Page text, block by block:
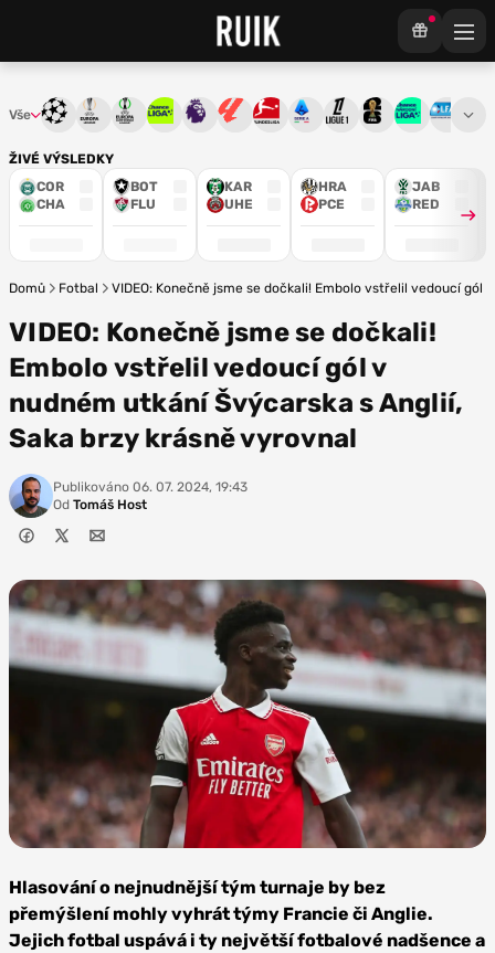
ŽIVÉ VÝSLEDKY
COR
CHA
BOT
FLU
KAR
UHE
HRA
PCE
JAB
RED
Vše Liga mistrůEvropská liga
Konferenční liga
Chance ligaPremier League
La LigaBundesliga
Serie ALigue 1Mistrovství světa
Chance3. ČFL
Domů Fotbal VIDEO: Konečně jsme se dočkali! Embolo vstřelil vedoucí
VIDEO: Konečně jsme se dočkali!
Embolo vstřelil vedoucí gól v
nudném utkání Švýcarska s Anglií,
Saka brzy krásně vyrovnal
Publikováno 06. 07. 2024, 19:43
Od Tomáš Host
Depositphotos
Hlasování o nejnudnější tým turnaje by bez
přemýšlení mohly vyhrát týmy Francie či Anglie.
Jejich fotbal uspává i ty největší fotbalové nadšence a